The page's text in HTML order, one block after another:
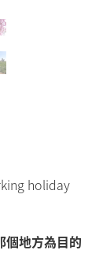
holiday
個地方為目的